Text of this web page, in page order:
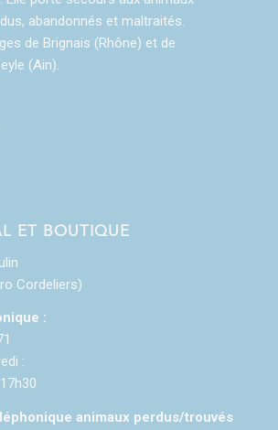
abandonnés et maltraités.
de Brignais (Rhône) et de
(Ain).
ET BOUTIQUE
Cordeliers)
:
:
animaux perdus/trouvés